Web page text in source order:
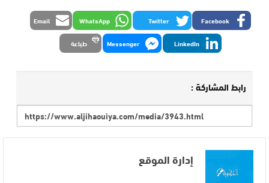
Facebook
Twitter
WhatsApp
Email
LinkedIn
Messenger طباعة
رابط المشاركة :
إدارة الموقع